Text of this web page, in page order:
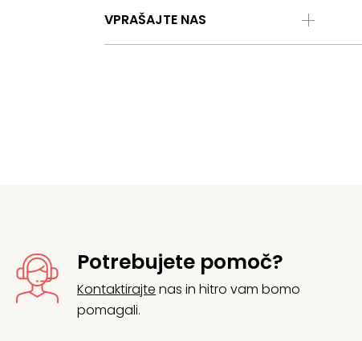
VPRAŠAJTE NAS
Potrebujete pomoč?
Kontaktirajte nas in hitro vam bomo
pomagali.